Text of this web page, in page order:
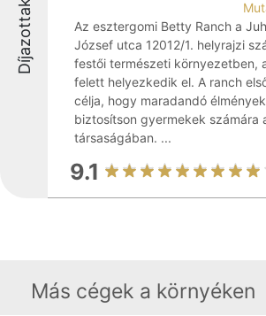
Díjazottak
Az esztergomi Betty Ranch a
József utca 12012/1. helyrajzi
festői természeti környezetben,
felett helyezkedik el. A ranch
célja, hogy maradandó
biztosítson gyermekek számára
társaságában. ...
9.1
Más cégek a környéken